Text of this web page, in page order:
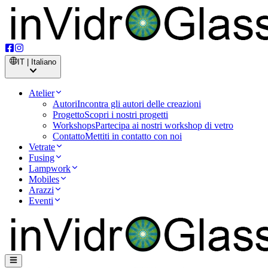
IT | Italiano
Atelier
AutoriIncontra gli autori delle creazioni
ProgettoScopri i nostri progetti
WorkshopsPartecipa ai nostri workshop di vetro
ContattoMettiti in contatto con noi
Vetrate
Fusing
Lampwork
Mobiles
Arazzi
Eventi